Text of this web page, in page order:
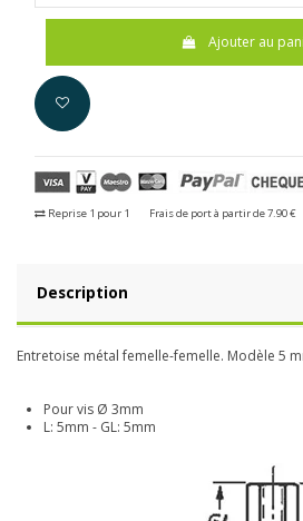
Ajouter au
Reprise 1 pour 1 Frais de port à partir de 7.90 €
Description
Entretoise métal femelle-femelle. Modèle 5
Pour vis Ø 3mm
L: 5mm - GL: 5mm